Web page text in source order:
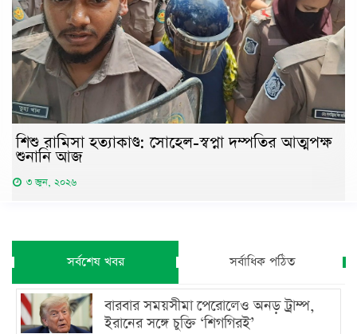
শিশু রামিসা হত্যাকাণ্ড: সোহেল-স্বপ্না দম্পতির আত্মপক্ষ
শুনানি আজ
৩ জুন, ২০২৬
সর্বশেষ খবর সর্বাধিক পঠিত
বারবার সময়সীমা পেরোলেও অনড় ট্রাম্প,
ইরানের সঙ্গে চুক্তি ‘শিগগিরই’